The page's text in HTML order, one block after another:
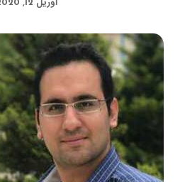
آوریل 12, 2020